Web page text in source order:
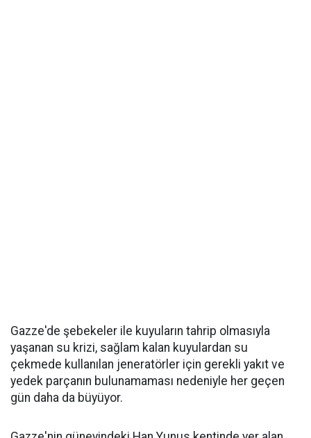
Gazze'de şebekeler ile kuyuların tahrip olmasıyla
yaşanan su krizi, sağlam kalan kuyulardan su
çekmede kullanılan jeneratörler için gerekli yakıt ve
yedek parçanın bulunamaması nedeniyle her geçen
gün daha da büyüyor.